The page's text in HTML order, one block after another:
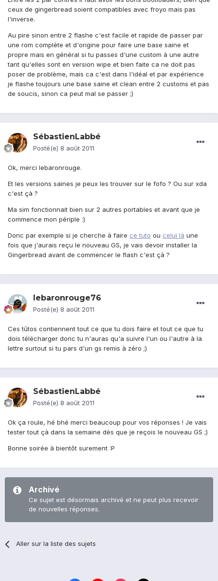
ceux de gingerbread soient compatibles avec froyo mais pas
l'inverse.
Au pire sinon entre 2 flashe c'est facile et rapide de passer par
une rom complète et d'origine pour faire une base saine et
propre mais en général si tu passes d'une custom à une autre
tant qu'elles sont en version wipe et bien faite ca ne doit pas
poser de problème, mais ca c'est dans l'idéal et par expérience
je flashe toujours une base saine et clean entre 2 customs et pas
de soucis, sinon ca peut mal se passer ;)
SébastienLabbé
Posté(e) 8 août 2011
Ok, merci lebaronrouge.
Et les versions saines je peux les trouver sur le fofo ? Ou sur xda
c'est çà ?
Ma sim fonctionnait bien sur 2 autres portables et avant que je
commence mon périple :)
Donc par exemple si je cherche à faire ce tuto ou celui là une
fois que j'aurais reçu le nouveau GS, je vais devoir installer la
Gingerbread avant de commencer le flash c'est çà ?
lebaronrouge76
Posté(e) 8 août 2011
Ces tûtos contiennent tout ce que tu dois faire et tout ce que tu
dois télécharger donc tu n'auras qu'a suivre l'un ou l'autre à la
lettre surtout si tu pars d'un gs remis à zéro ;)
SébastienLabbé
Posté(e) 8 août 2011
Ok ça roule, hé bhé merci beaucoup pour vos réponses ! Je vais
tester tout çà dans la semaine dès que je reçois le nouveau GS ;)
Bonne soirée à bientôt surement :P
Archivé
Ce sujet est désormais archivé et ne peut plus recevoir
de nouvelles réponses.
Aller sur la liste des sujets